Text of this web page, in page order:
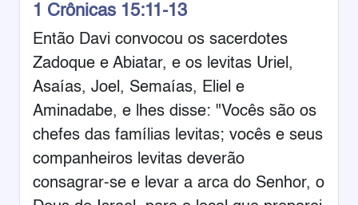
1 Crônicas 15:11-13
Então Davi convocou os sacerdotes
Zadoque e Abiatar, e os levitas Uriel,
Asaías, Joel, Semaías, Eliel e
Aminadabe, e lhes disse: "Vocês são os
chefes das famílias levitas; vocês e seus
companheiros levitas deverão
consagrar-se e levar a arca do Senhor, o